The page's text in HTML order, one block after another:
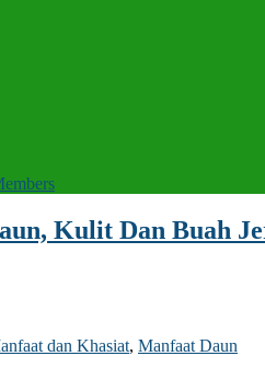
Kulit Dan Buah
dan Khasiat, Manfaat Daun